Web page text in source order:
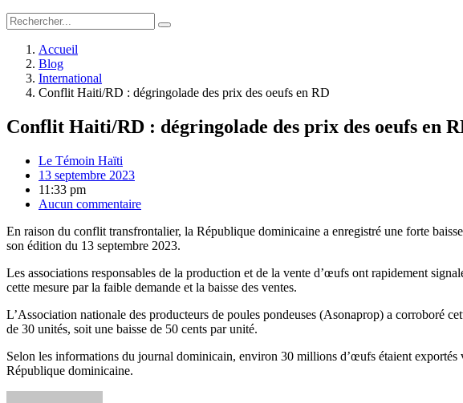
Accueil
Blog
International
Conflit Haiti/RD : dégringolade des prix des oeufs en RD
Conflit Haiti/RD : dégringolade des prix des oeufs en
Le Témoin Haïti
13 septembre 2023
11:33 pm
Aucun commentaire
En raison du conflit transfrontalier, la République dominicaine a enregistré une forte
son édition du 13 septembre 2023.
Les associations responsables de la production et de la vente d’œufs ont rapidement
cette mesure par la faible demande et la baisse des ventes.
L’Association nationale des producteurs de poules pondeuses (Asonaprop) a corroboré
de 30 unités, soit une baisse de 50 cents par unité.
Selon les informations du journal dominicain, environ 30 millions d’œufs étaient
République dominicaine.